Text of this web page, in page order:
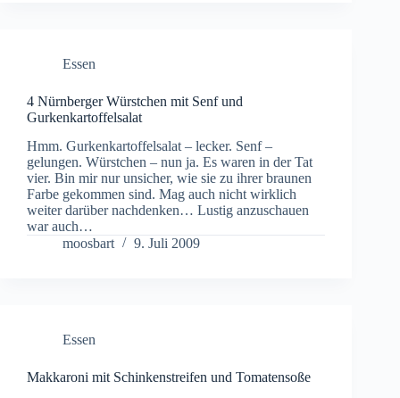
Essen
4 Nürnberger Würstchen mit Senf und
Gurkenkartoffelsalat
Hmm. Gurkenkartoffelsalat – lecker. Senf –
gelungen. Würstchen – nun ja. Es waren in der Tat
vier. Bin mir nur unsicher, wie sie zu ihrer braunen
Farbe gekommen sind. Mag auch nicht wirklich
weiter darüber nachdenken… Lustig anzuschauen
war auch…
moosbart
9. Juli 2009
Essen
Makkaroni mit Schinkenstreifen und Tomatensoße